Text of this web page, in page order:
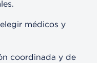
médicos y
coordinada y de